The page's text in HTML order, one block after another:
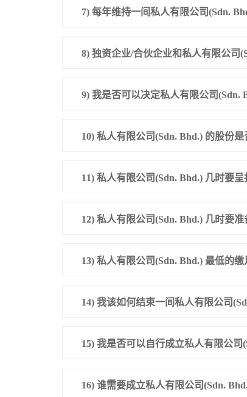
7) 每年维持一间私人有限公司(Sdn.
8) 独资企业/合伙企业和私人有限公司
9) 我是否可以决定私人有限公司(Sdn.
10) 私人有限公司(Sdn. Bhd.) 的股份
11) 私人有限公司(Sdn. Bhd.) 几时要呈
12) 私人有限公司(Sdn. Bhd.) 几时要准
13) 私人有限公司(Sdn. Bhd.) 最低的
14) 我该如何结束一间私人有限公司
15) 我是否可以自行成立私人有限公司
16) 谁需要成立私人有限公司(Sdn.